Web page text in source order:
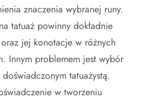
znaczenia wybranej runy.
tatuaż powinny dokładnie
jej konotacje w różnych
Innym problemem jest wybór
tatuażystą.
w tworzeniu